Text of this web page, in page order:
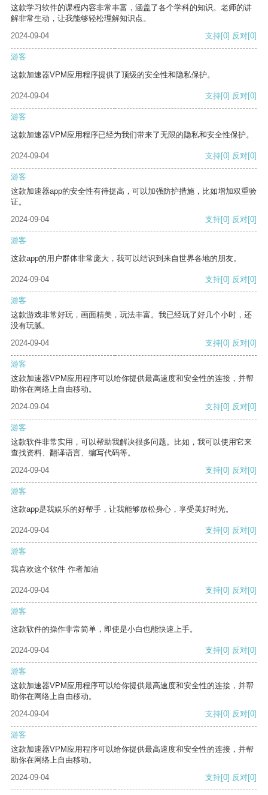
这款学习软件的课程内容非常丰富，涵盖了各个学科的知识。老师的讲
解非常生动，让我能够轻松理解知识点。
2024-09-04
支持[0] 反对[0]
游客
这款加速器VPM应用程序提供了顶级的安全性和隐私保护。
2024-09-04 支持[0] 反对[0]
游客
这款加速器VPM应用程序已经为我们带来了无限的隐私和安全性保护。
2024-09-04 支持[0] 反对[0]
游客
这款加速器app的安全性有待提高，可以加强防护措施，比如增加双重验
证。
2024-09-04
支持[0] 反对[0]
游客
这款app的用户群体非常庞大，我可以结识到来自世界各地的朋友。
2024-09-04 支持[0] 反对[0]
游客
这款游戏非常好玩，画面精美，玩法丰富。我已经玩了好几个小时，还
没有玩腻。
2024-09-04
支持[0] 反对[0]
游客
这款加速器VPM应用程序可以给你提供最高速度和安全性的连接，并帮
助你在网络上自由移动。
2024-09-04
支持[0] 反对[0]
游客
这款软件非常实用，可以帮助我解决很多问题。比如，我可以使用它来
查找资料、翻译语言、编写代码等。
2024-09-04
支持[0] 反对[0]
游客
这款app是我娱乐的好帮手，让我能够放松身心，享受美好时光。
2024-09-04 支持[0] 反对[0]
游客
我喜欢这个软件 作者加油
2024-09-04 支持[0] 反对[0]
游客
这款软件的操作非常简单，即使是小白也能快速上手。
2024-09-04 支持[0] 反对[0]
游客
这款加速器VPM应用程序可以给你提供最高速度和安全性的连接，并帮
助你在网络上自由移动。
2024-09-04
支持[0] 反对[0]
游客
这款加速器VPM应用程序可以给你提供最高速度和安全性的连接，并帮
助你在网络上自由移动。
2024-09-04
支持[0] 反对[0]